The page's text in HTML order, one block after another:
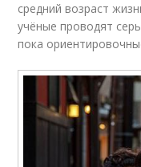
средний возраст
учёные проводят
пока